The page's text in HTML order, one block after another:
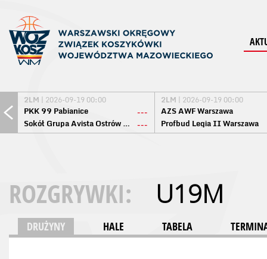
2LM | 2026-09-19 00:00
PKK 99 Pabianice
---
Sokół Grupa Avista Ostrów Maz. ---
2LM | 2026-09-19 00:00
AZS AWF Warszawa
Profbud Legia II Warszawa
ROZGRYWKI: U19M
DRUŻYNY HALE TABELA